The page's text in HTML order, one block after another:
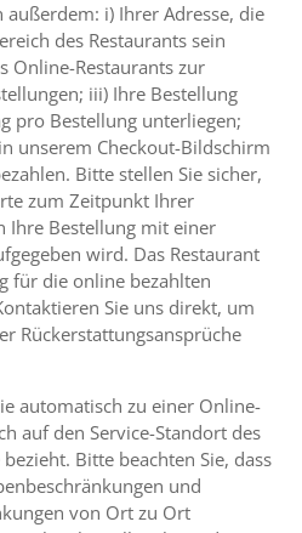
i) Ihrer Adresse, die
des Restaurants sein
Online-Restaurants zur
iii) Ihre Bestellung
pro Bestellung unterliegen;
unserem Checkout-Bildschirm
Bitte stellen Sie sicher,
zum Zeitpunkt Ihrer
Ihre Bestellung mit einer
wird. Das Restaurant
für die online bezahlten
Sie uns direkt, um
Rückerstattungsansprüche
automatisch zu einer Online-
auf den Service-Standort des
Bitte beachten Sie, dass
und
von Ort zu Ort